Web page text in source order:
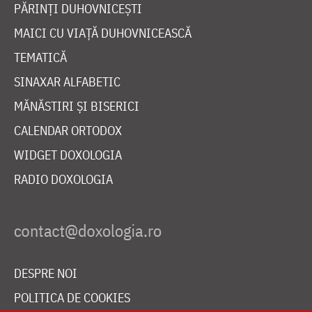
PĂRINȚI DUHOVNICEȘTI
MAICI CU VIAȚĂ DUHOVNICEASCĂ
TEMATICĂ
SINAXAR ALFABETIC
MĂNĂSTIRI ȘI BISERICI
CALENDAR ORTODOX
WIDGET DOXOLOGIA
RADIO DOXOLOGIA
DESPRE NOI
POLITICA DE COOKIES